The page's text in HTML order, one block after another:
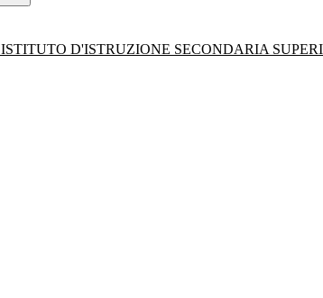
ISTITUTO D'ISTRUZIONE SECONDARIA